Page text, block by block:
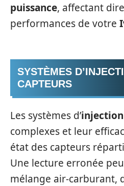
puissance, affectant
performances de votre
SYSTÈMES
CAPTEURS
Les systèmes d’injection
complexes et leur
état des capteurs
Une lecture erronée
mélange air-carburant,